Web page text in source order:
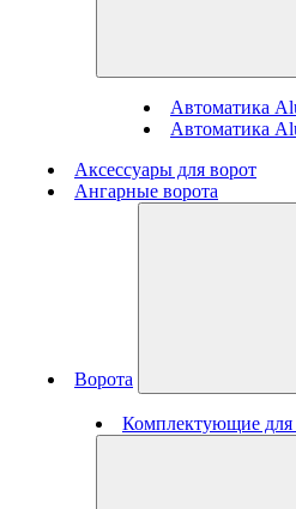
Автоматика
Автоматика
Аксессуары для ворот
Ангарные ворота
Ворота
Комплектующие для